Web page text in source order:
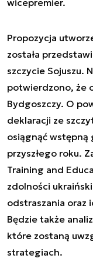
Propozycja
została
szczycie Sojuszu.
potwierdzono, że
Bydgoszczy. O
deklaracji ze
osiągnąć wstępną
przyszłego roku.
Training and
zdolności
odstraszania oraz
Będzie także
które zostaną
strategiach.